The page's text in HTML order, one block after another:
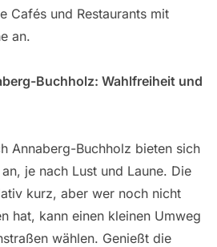
Cafés und Restaurants mit
an.
Buchholz: Wahlfreiheit und
Annaberg-Buchholz bieten sich
je nach Lust und Laune. Die
kurz, aber wer noch nicht
hat, kann einen kleinen Umweg
wählen. Genießt die